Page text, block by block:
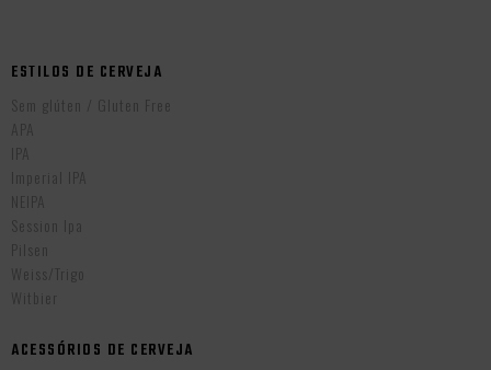
ESTILOS DE CERVEJA
Sem glúten / Gluten Free
APA
IPA
Imperial IPA
NEIPA
Session Ipa
Pilsen
Weiss/Trigo
Witbier
ACESSÓRIOS DE CERVEJA